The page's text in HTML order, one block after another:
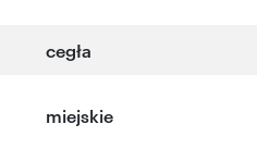
cegła
miejskie